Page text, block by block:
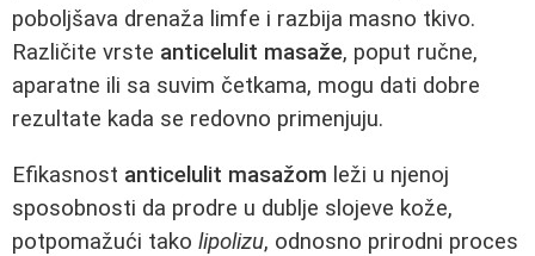
poboljšava drenaža limfe i razbija masno tkivo.
Različite vrste anticelulit masaže, poput ručne,
aparatne ili sa suvim četkama, mogu dati dobre
rezultate kada se redovno primenjuju.
Efikasnost anticelulit masažom leži u njenoj
sposobnosti da prodre u dublje slojeve kože,
potpomažući tako lipolizu, odnosno prirodni proces